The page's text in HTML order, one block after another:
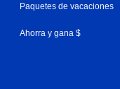
Paquetes de vacaciones
Ahorra y gana $